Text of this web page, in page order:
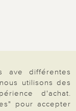
ave différentes
utilisons des
d'achat.
pour accepter